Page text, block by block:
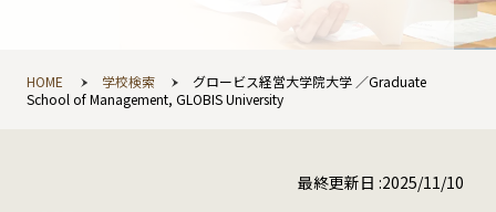
HOME 学校検索
グロービス経営大学院大学 ／Graduate
School of Management, GLOBIS University
最終更新日 :2025/11/10